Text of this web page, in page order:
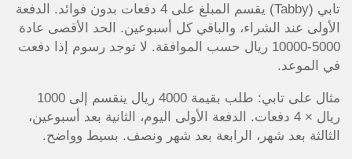
تابي (Tabby) يقسم المبلغ على 4 دفعات بدون فوائد. الدفعة
الأولى عند الشراء، والباقي كل أسبوعين. الحد الأقصى عادة
5000-10000 ريال حسب الموافقة. لا توجد رسوم إذا دفعت
في الموعد.
مثال على تابي: طلب بقيمة 4000 ريال ينقسم إلى 1000
ريال × 4 دفعات. الدفعة الأولى اليوم، الثانية بعد أسبوعين،
الثالثة بعد شهر، الرابعة بعد شهر ونصف. بسيط وواضح.